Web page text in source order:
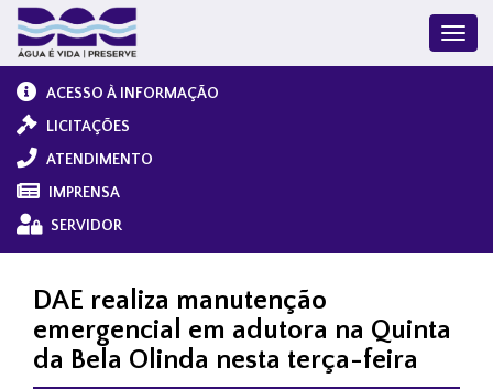
ACESSO À INFORMAÇÃO
LICITAÇÕES
ATENDIMENTO
IMPRENSA
SERVIDOR
DAE realiza manutenção
emergencial em adutora na Quinta
da Bela Olinda nesta terça-feira